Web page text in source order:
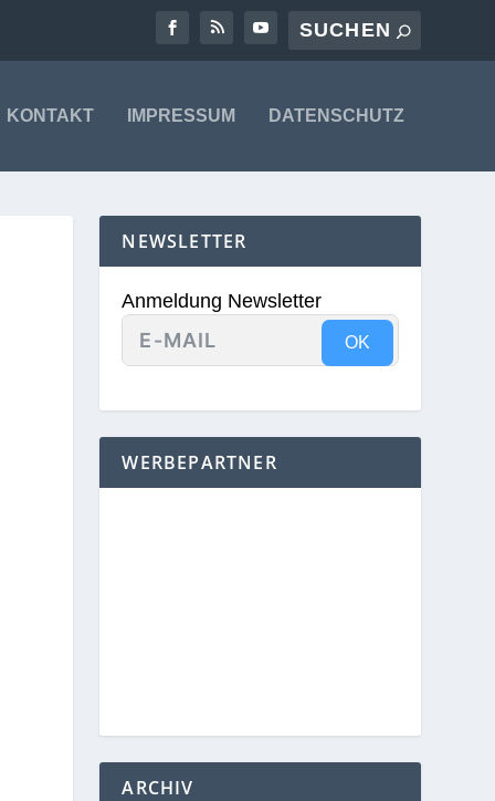
KONTAKT IMPRESSUM DATENSCHUTZ
NEWSLETTER
Anmeldung Newsletter
OK
WERBEPARTNER
ARCHIV